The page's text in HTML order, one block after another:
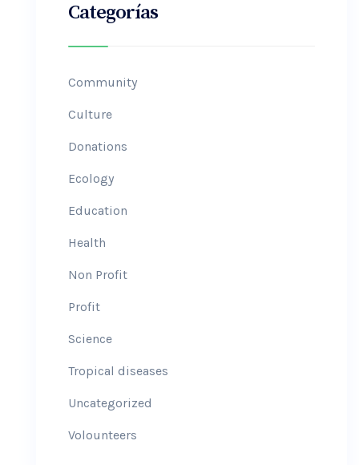
Categorías
Community
Culture
Donations
Ecology
Education
Health
Non Profit
Profit
Science
Tropical diseases
Uncategorized
Volounteers